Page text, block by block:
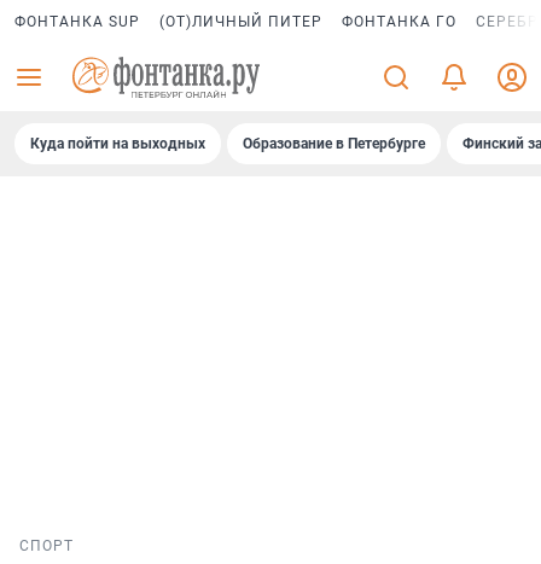
ФОНТАНКА SUP (ОТ)ЛИЧНЫЙ ПИТЕР ФОНТАНКА ГО
Куда пойти на выходных Образование в Петербурге Финский
СПОРТ